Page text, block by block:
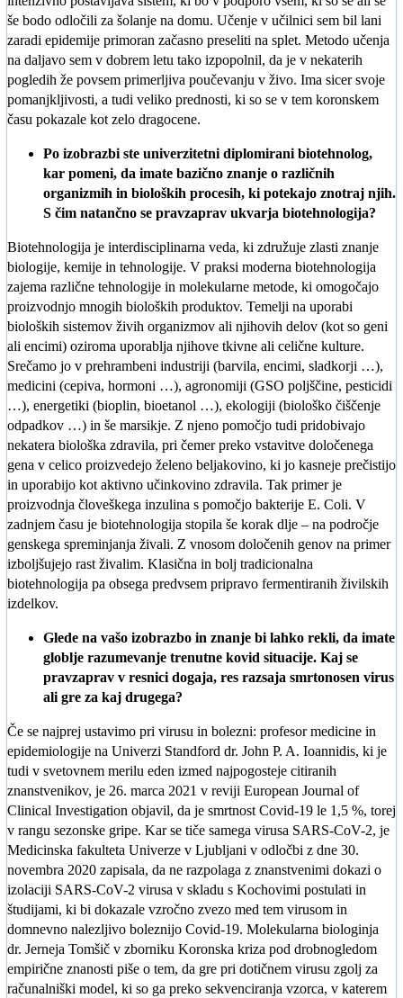
še bodo odločili za šolanje na domu. Učenje v učilnici sem bil lani
zaradi epidemije primoran začasno preseliti na splet. Metodo učenja
na daljavo sem v dobrem letu tako izpopolnil, da je v nekaterih
pogledih že povsem primerljiva poučevanju v živo. Ima sicer svoje
pomanjkljivosti, a tudi veliko prednosti, ki so se v tem koronskem
času pokazale kot zelo dragocene.
Po izobrazbi ste univerzitetni diplomirani biotehnolog,
kar pomeni, da imate bazično znanje o različnih
organizmih in bioloških procesih, ki potekajo znotraj njih.
S čim natančno se pravzaprav ukvarja biotehnologija?
Biotehnologija je interdisciplinarna veda, ki združuje zlasti znanje
biologije, kemije in tehnologije. V praksi moderna biotehnologija
zajema različne tehnologije in molekularne metode, ki omogočajo
proizvodnjo mnogih bioloških produktov. Temelji na uporabi
bioloških sistemov živih organizmov ali njihovih delov (kot so geni
ali encimi) oziroma uporablja njihove tkivne ali celične kulture.
Srečamo jo v prehrambeni industriji (barvila, encimi, sladkorji …),
medicini (cepiva, hormoni …), agronomiji (GSO poljščine, pesticidi
…), energetiki (bioplin, bioetanol …), ekologiji (biološko čiščenje
odpadkov …) in še marsikje. Z njeno pomočjo tudi pridobivajo
nekatera biološka zdravila, pri čemer preko vstavitve določenega
gena v celico proizvedejo želeno beljakovino, ki jo kasneje prečistijo
in uporabijo kot aktivno učinkovino zdravila. Tak primer je
proizvodnja človeškega inzulina s pomočjo bakterije E. Coli. V
zadnjem času je biotehnologija stopila še korak dlje – na področje
genskega spreminjanja živali. Z vnosom določenih genov na primer
izboljšujejo rast živalim. Klasična in bolj tradicionalna
biotehnologija pa obsega predvsem pripravo fermentiranih živilskih
izdelkov.
Glede na vašo izobrazbo in znanje bi lahko rekli, da imate
globlje razumevanje trenutne kovid situacije. Kaj se
pravzaprav v resnici dogaja, res razsaja smrtonosen virus
ali gre za kaj drugega?
Če se najprej ustavimo pri virusu in bolezni: profesor medicine in
epidemiologije na Univerzi Standford dr. John P. A. Ioannidis, ki je
tudi v svetovnem merilu eden izmed najpogosteje citiranih
znanstvenikov, je 26. marca 2021 v reviji European Journal of
Clinical Investigation objavil, da je smrtnost Covid-19 le 1,5 %, torej
v rangu sezonske gripe. Kar se tiče samega virusa SARS-CoV-2, je
Medicinska fakulteta Univerze v Ljubljani v odločbi z dne 30.
novembra 2020 zapisala, da ne razpolaga z znanstvenimi dokazi o
izolaciji SARS-CoV-2 virusa v skladu s Kochovimi postulati in
študijami, ki bi dokazale vzročno zvezo med tem virusom in
domnevno nalezljivo boleznijo Covid-19. Molekularna biologinja
dr. Jerneja Tomšič v zborniku Koronska kriza pod drobnogledom
empirične znanosti piše o tem, da gre pri dotičnem virusu zgolj za
računalniški model, ki so ga preko sekvenciranja vzorca, v katerem